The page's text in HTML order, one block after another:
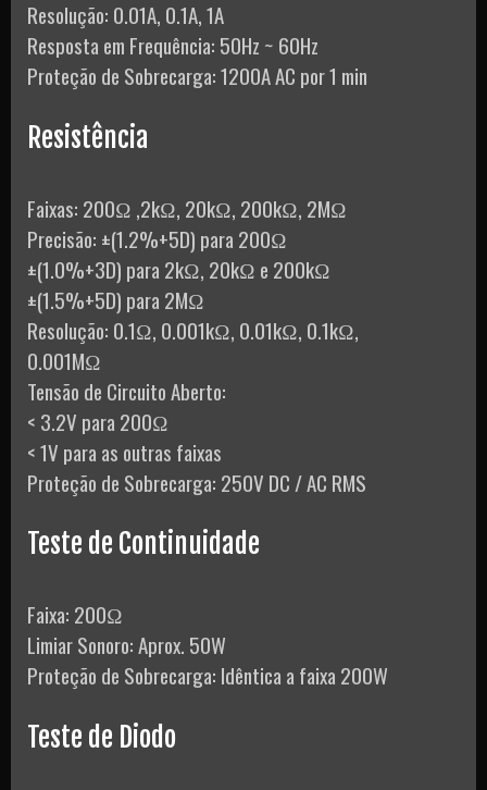
Resolução: 0.01A, 0.1A, 1A
Resposta em Frequência: 50Hz ~ 60Hz
Proteção de Sobrecarga: 1200A AC por 1 min
Resistência
Faixas: 200Ω ,2kΩ, 20kΩ, 200kΩ, 2MΩ
Precisão: ±(1.2%+5D) para 200Ω
±(1.0%+3D) para 2kΩ, 20kΩ e 200kΩ
±(1.5%+5D) para 2MΩ
Resolução: 0.1Ω, 0.001kΩ, 0.01kΩ, 0.1kΩ,
0.001MΩ
Tensão de Circuito Aberto:
< 3.2V para 200Ω
< 1V para as outras faixas
Proteção de Sobrecarga: 250V DC / AC RMS
Teste de Continuidade
Faixa: 200Ω
Limiar Sonoro: Aprox. 50W
Proteção de Sobrecarga: Idêntica a faixa 200W
Teste de Diodo